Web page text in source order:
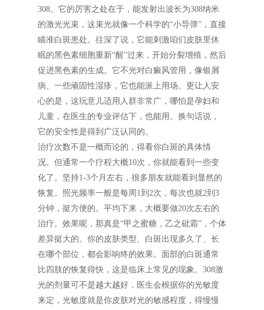
308。它的厉害之处在于，能发射出波长为308纳米
的激光光束，这束光就像一个科学的“小导弹”，直接
瞄准白斑患处。往深了说，它能刺激咱们皮肤里休
眠的黑色素细胞重新“醒”过来，开始分裂增殖，然后
促进黑色素的生成。它不光对白癜风管用，像银屑
病、一些顽固性湿疹，它也能派上用场。更让人安
心的是，这玩意儿适用人群非常广，哪怕是孕妇和
儿童，在医生的专业评估下，也能用。换句话说，
它的安全性是得到广泛认同的。
治疗次数不是一概而论的，得看你白斑的具体情
况。但通常一个疗程大概10次，你就能看到一些变
化了。坚持1-3个月左右，很多朋友就能看到显然的
恢复。照光频率一般是每周1到2次，每次也就2到3
分钟，挺方便的。平均下来，大概要做20次左右的
治疗。效果呢，那真是“甲之蜜糖，乙之砒霜”，个体
差异挺大的。你的皮肤类型、白斑出现多久了、长
在哪个部位，都会影响终的效果。面部的白斑通常
比四肢的恢复得快，这是临床上常见的现象。308激
光的剂量可不是越大越好，医生会根据你的光敏度
来定，光敏度就是你皮肤对光的敏感程度，得慢慢